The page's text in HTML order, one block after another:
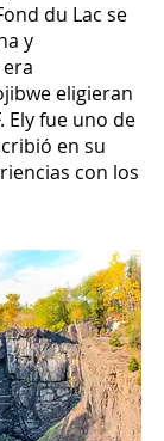
du Lac se
y
eligieran
Ely fue uno de
en su
con los